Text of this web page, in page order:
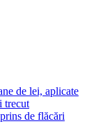
de lei, aplicate
trecut
de flăcări